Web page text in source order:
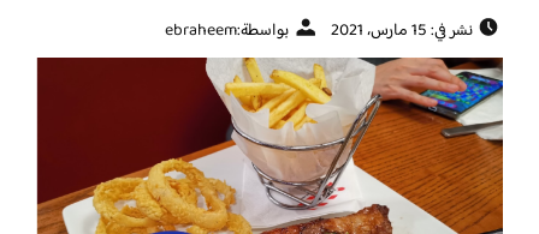
نشر في: 15 مارس، 2021 بواسطة:ebraheem